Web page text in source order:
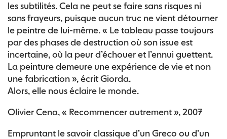
les subtilités. Cela ne peut se faire sans risques ni
sans frayeurs, puisque aucun truc ne vient détourner
le peintre de lui-même. « Le tableau passe toujours
par des phases de destruction où son issue est
incertaine, où la peur d’échouer et l’ennui guettent.
La peinture demeure une expérience de vie et non
une fabrication », écrit Giorda.
Alors, elle nous éclaire le monde.
Olivier Cena, « Recommencer autrement », 2007
Empruntant le savoir classique d’un Greco ou d’un